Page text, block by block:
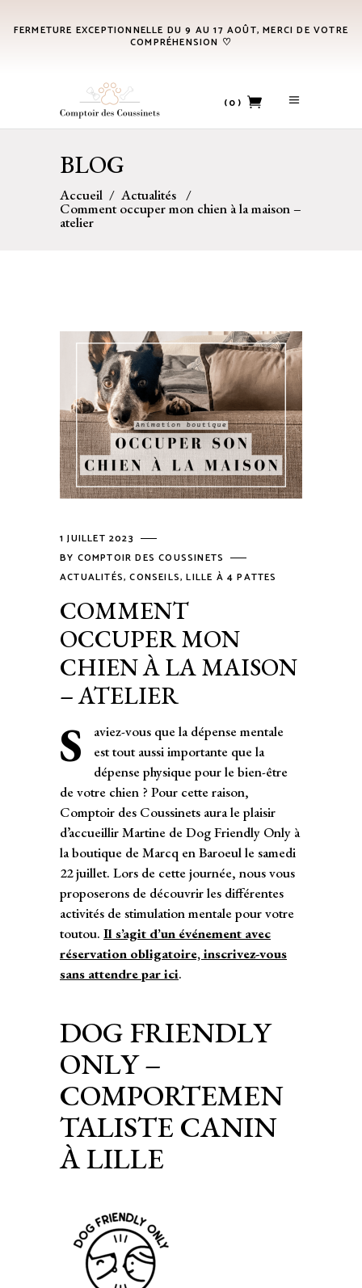
FERMETURE EXCEPTIONNELLE DU 9 AU 17 AOÛT, MERCI DE VOTRE
COMPRÉHENSION ♡
(0)
No products in the cart.
BLOG
Accueil / Actualités /
Comment occuper mon chien à la maison –
atelier
1 JUILLET 2023
BY COMPTOIR DES COUSSINETS
ACTUALITÉS,CONSEILS,LILLE À 4 PATTES
COMMENT
OCCUPER MON
CHIEN À LA MAISON
– ATELIER
S
aviez-vous que la dépense mentale
est tout aussi importante que la
dépense physique pour le bien-être
de votre chien ? Pour cette raison,
Comptoir des Coussinets aura le plaisir
d’accueillir Martine de Dog Friendly Only à
la boutique de Marcq en Baroeul le samedi
22 juillet. Lors de cette journée, nous vous
proposerons de découvrir les différentes
activités de stimulation mentale pour votre
toutou. Il s’agit d’un événement avec
réservation obligatoire, inscrivez-vous
sans attendre par ici.
DOG FRIENDLY
ONLY –
COMPORTEMEN
TALISTE CANIN
À LILLE